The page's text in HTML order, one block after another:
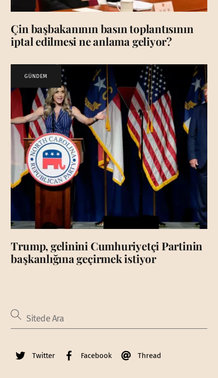
Çin başbakanının basın toplantısının
iptal edilmesi ne anlama geliyor?
GÜNDEM
Trump, gelinini Cumhuriyetçi Partinin
başkanlığına geçirmek istiyor
Twitter Facebook Thread